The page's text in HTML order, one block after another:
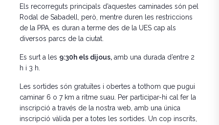
Els recorreguts principals d’aquestes caminades són pel
Rodal de Sabadell, però, mentre duren les restriccions
de la PPA, es duran a terme des de la UES cap als
diversos parcs de la ciutat.
Es surt a les 9:30h els dijous, amb una durada d’entre 2
h i 3 h.
Les sortides són gratuïtes i obertes a tothom que pugui
caminar 6 o 7 km a ritme suau. Per participar-hi cal fer la
inscripció a través de la nostra web, amb una única
inscripció vàlida per a totes les sortides. Un cop inscrits,